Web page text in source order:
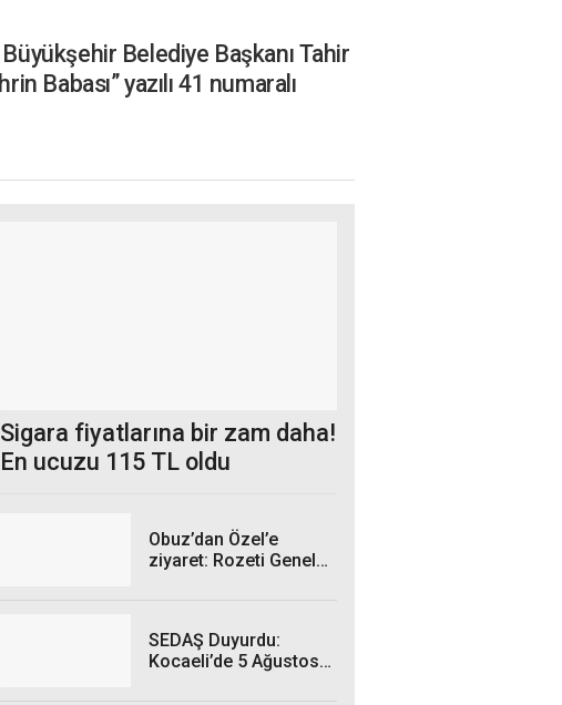
Belediye Başkanı Tahir
Babası” yazılı 41 numaralı
Sigara fiyatlarına bir zam daha!
En ucuzu 115 TL oldu
Obuz’dan Özel’e
ziyaret: Rozeti Genel
SEDAŞ Duyurdu:
Kocaeli’de 5 Ağustos